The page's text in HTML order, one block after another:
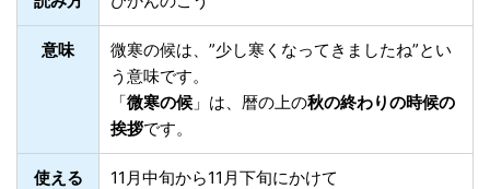
意味
微寒の候は、”少し寒くなってきましたね”とい
う意味です。
「微寒の候 」は、暦の上の秋の終わりの時候の
挨拶です。
使える
11月中旬から11月下旬にかけて